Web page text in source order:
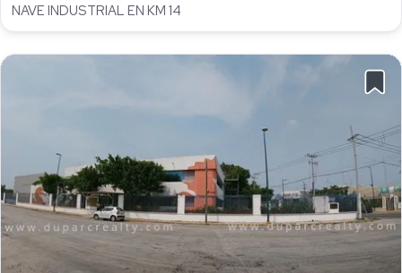
NAVE INDUSTRIAL EN KM 14